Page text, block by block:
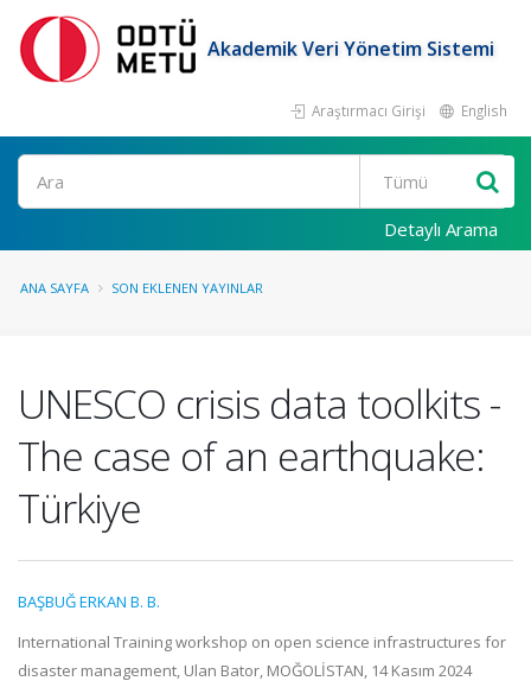
Akademik Veri Yönetim Sistemi
Araştırmacı Girişi English
Ara
Detaylı Arama
ANA SAYFA SON EKLENEN YAYINLAR
UNESCO crisis data toolkits -
The case of an earthquake:
Türkiye
BAŞBUĞ ERKAN B. B.
International Training workshop on open science infrastructures for
disaster management, Ulan Bator, MOĞOLİSTAN, 14 Kasım 2024